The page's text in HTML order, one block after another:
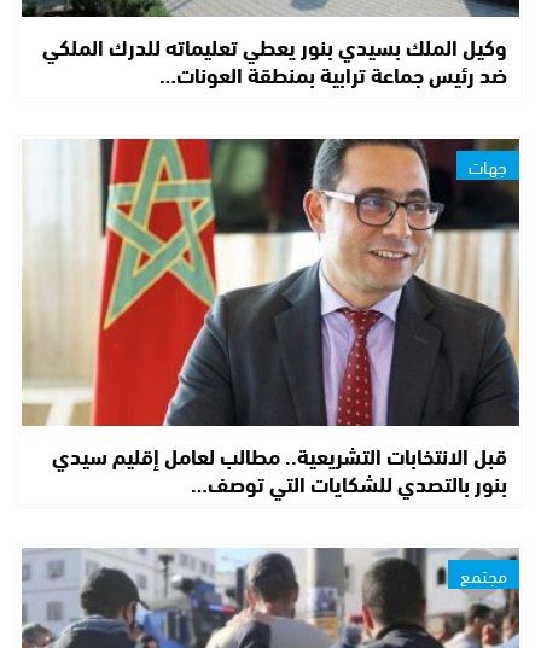
وكيل الملك بسيدي بنور يعطي تعليماته للدرك الملكي
ضد رئيس جماعة ترابية بمنطقة العونات…
جهات
قبل الانتخابات التشريعية.. مطالب لعامل إقليم سيدي
بنور بالتصدي للشكايات التي توصف…
مجتمع